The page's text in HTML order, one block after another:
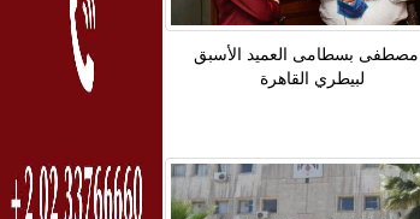
مصطفى بسطامى العميد الأسبق
لبيطري القاهرة